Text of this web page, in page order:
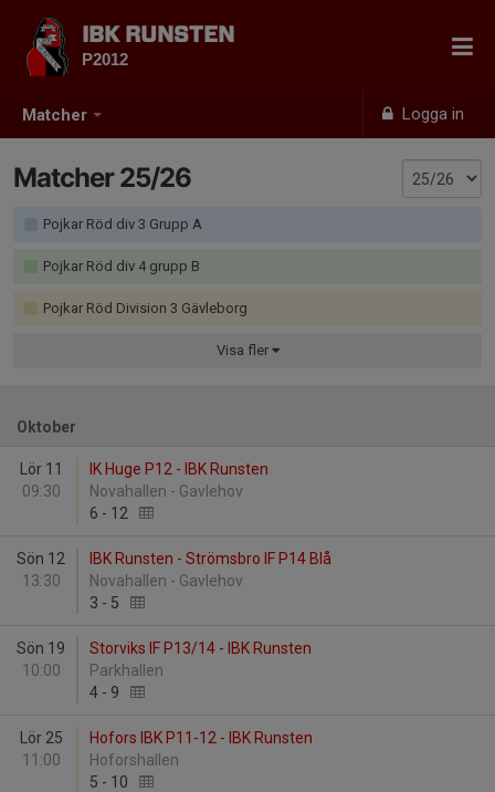
Matcher Logga in
IBK RUNSTEN
P2012
Matcher 25/26
Pojkar Röd div 3 Grupp A
Pojkar Röd div 4 grupp B
Pojkar Röd Division 3 Gävleborg
Visa fler
Oktober
Lör 11
09:30
IK Huge P12 - IBK Runsten
Novahallen - Gavlehov
6 - 12
Sön 12
13:30
IBK Runsten - Strömsbro IF P14 Blå
Novahallen - Gavlehov
3 - 5
Sön 19
10:00
Storviks IF P13/14 - IBK Runsten
Parkhallen
4 - 9
Lör 25
11:00
Hofors IBK P11-12 - IBK Runsten
Hoforshallen
5 - 10